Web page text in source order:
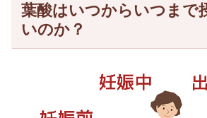
葉酸はいつからいつまで
いのか？